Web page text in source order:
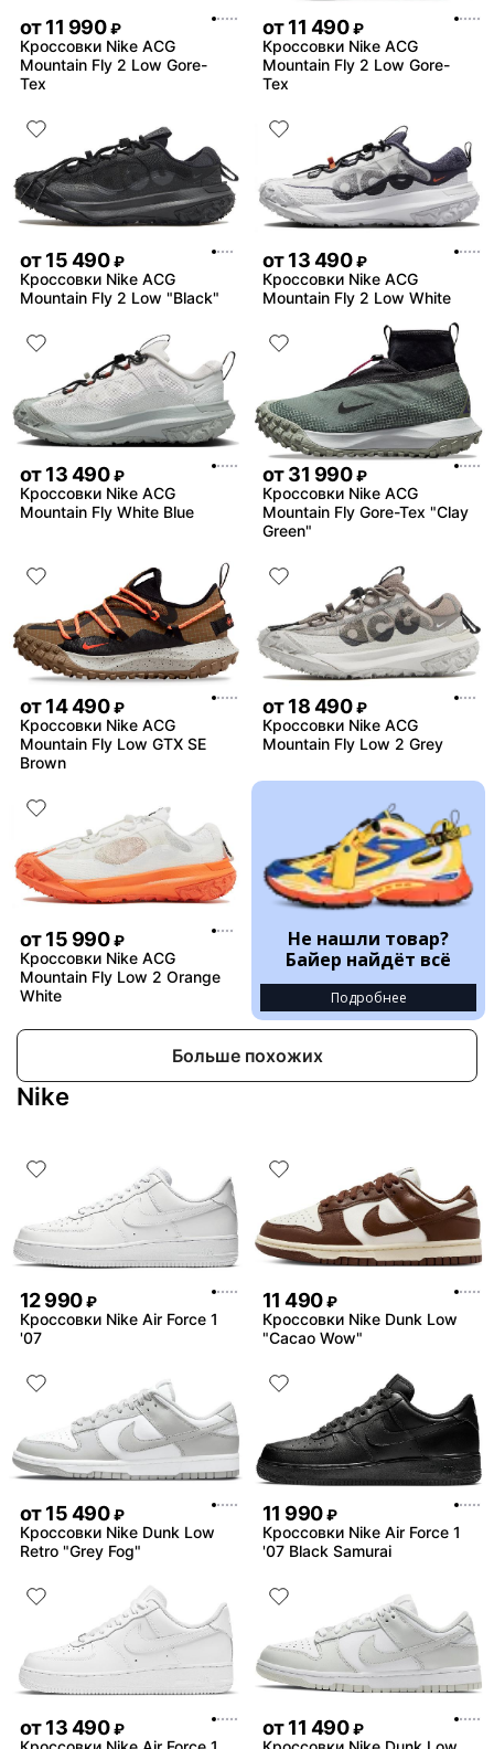
от11 990 ₽
Кроссовки Nike ACG
Mountain Fly 2 Low Gore-
Tex
от11 490 ₽
Кроссовки Nike ACG
Mountain Fly 2 Low Gore-
Tex
от15 490 ₽
Кроссовки Nike ACG
Mountain Fly 2 Low "Black"
от13 490 ₽
Кроссовки Nike ACG
Mountain Fly 2 Low White
от13 490 ₽
Кроссовки Nike ACG
Mountain Fly White Blue
от31 990 ₽
Кроссовки Nike ACG
Mountain Fly Gore-Tex "Clay
Green"
от14 490 ₽
Кроссовки Nike ACG
Mountain Fly Low GTX SE
Brown
от18 490 ₽
Кроссовки Nike ACG
Mountain Fly Low 2 Grey
от15 990 ₽
Кроссовки Nike ACG
Mountain Fly Low 2 Orange
White
Не нашли товар?
Байер найдёт всё
Подробнее
Больше похожих
Nike
12 990 ₽
Кроссовки Nike Air Force 1
'07
11 490 ₽
Кроссовки Nike Dunk Low
"Cacao Wow"
от15 490 ₽
Кроссовки Nike Dunk Low
Retro "Grey Fog"
11 990 ₽
Кроссовки Nike Air Force 1
'07 Black Samurai
от13 490 ₽ от11 490 ₽